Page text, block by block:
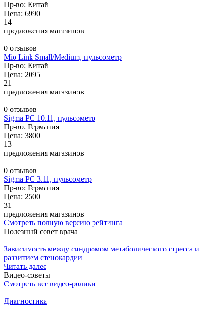
Пр-во: Китай
Цена: 6990
14
предложения магазинов
0 отзывов
Mio Link Small/Medium, пульсометр
Пр-во: Китай
Цена: 2095
21
предложения магазинов
0 отзывов
Sigma PC 10.11, пульсометр
Пр-во: Германия
Цена: 3800
13
предложения магазинов
0 отзывов
Sigma PC 3.11, пульсометр
Пр-во: Германия
Цена: 2500
31
предложения магазинов
Смотреть полную версию рейтинга
Полезный совет врача
Зависимость между синдромом метаболического стресса и
развитием стенокардии
Читать далее
Видео-советы
Смотреть все видео-ролики
Диагностика